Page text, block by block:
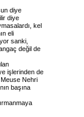
diye
diye
kel
eli
sanki,
değil de
işlerinden de
Nehri
başına